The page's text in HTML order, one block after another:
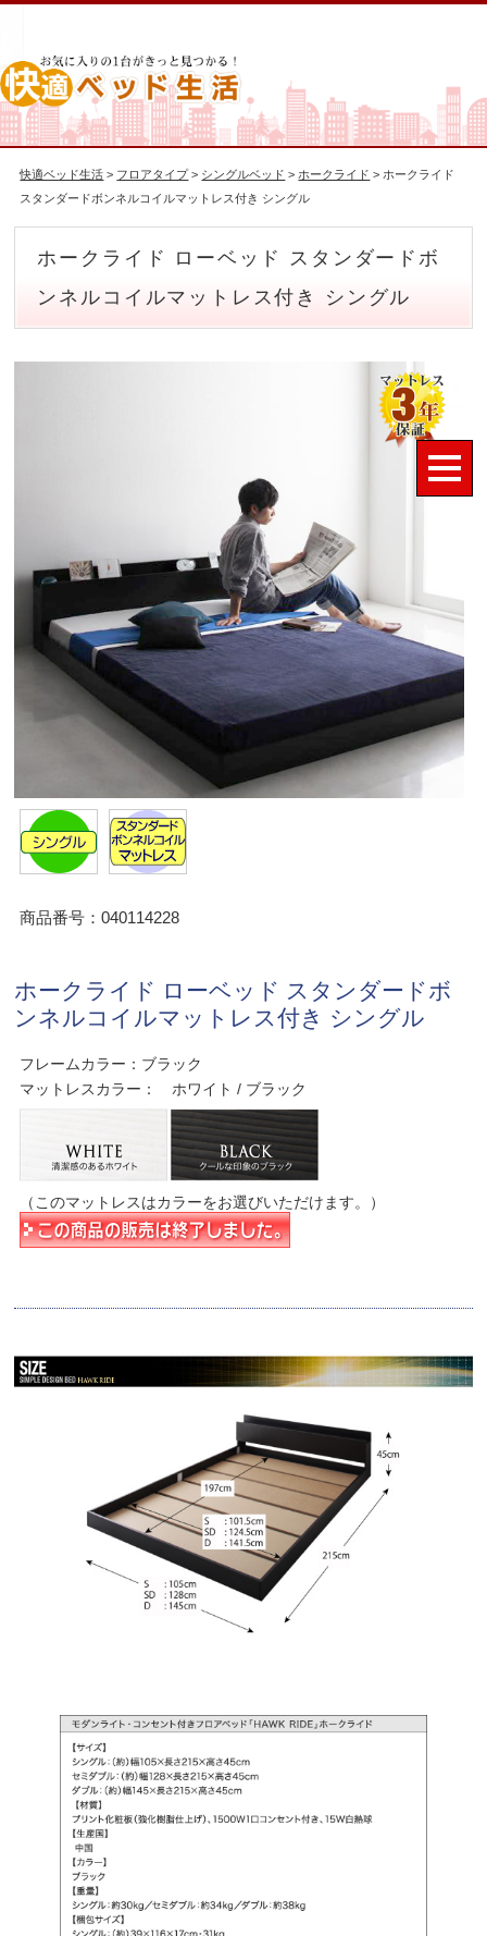
快適ベッド生活 > フロアタイプ > シングルベッド >ホークライド > ホークライド
スタンダードボンネルコイルマットレス付き シングル
ホークライド ローベッド スタンダードボ
ンネルコイルマットレス付き シングル
商品番号：040114228
ホークライド ローベッド スタンダードボ
ンネルコイルマットレス付き シングル
フレームカラー：ブラック
マットレスカラー： ホワイト / ブラック
（このマットレスはカラーをお選びいただけます。）